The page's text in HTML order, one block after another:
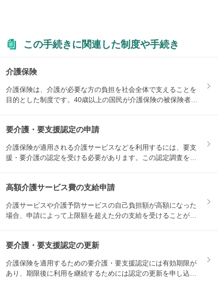
この手続きに関連した制度や手続き
介護保険
介護保険は、介護が必要な方の負担を社会全体で支えることを
目的とした制度です。40歳以上の国民が介護保険の被保険者と
要介護・要支援認定の申請
介護保険が適用される介護サービスなどを利用するには、要支
援・要介護の認定を受ける必要があります。この認定調査を受
高額介護サービス費の支給申請
介護サービスや介護予防サービスの自己負担額が高額になった
場合、申請によって上限額を超えた分の支給を受けることがで
要介護・要支援認定の更新
介護保険を適用するための要介護・要支援認定には有効期限が
あり、期限後に利用を継続するためには認定の更新を申し込む